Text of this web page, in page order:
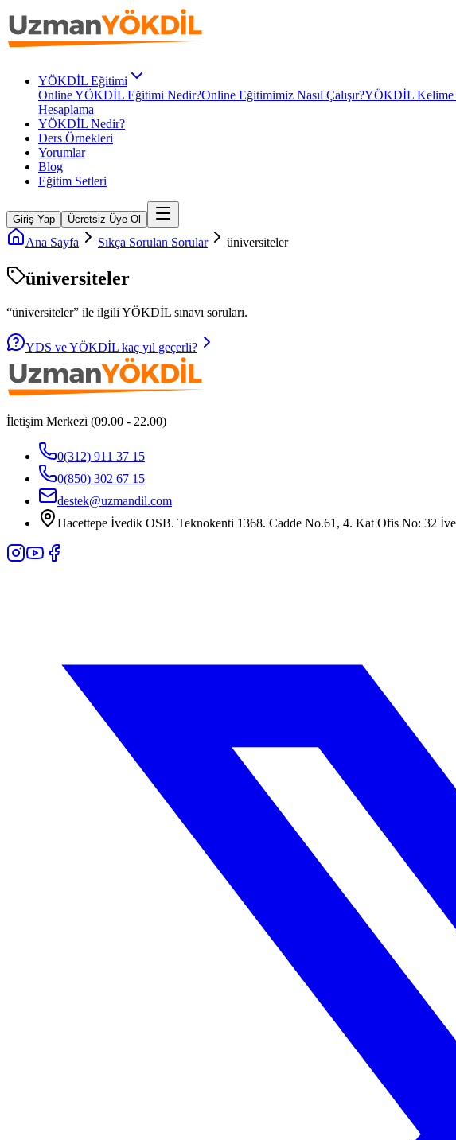
YÖKDİL Eğitimi
Online YÖKDİL Eğitimi Nedir?Online Eğitimimiz Nasıl Çalışır?YÖKDİL Kelime
Hesaplama
YÖKDİL Nedir?
Ders Örnekleri
Yorumlar
Blog
Eğitim Setleri
Giriş Yap Ücretsiz Üye Ol
Ana Sayfa Sıkça Sorulan Sorular üniversiteler
üniversiteler
“üniversiteler” ile ilgili YÖKDİL sınavı soruları.
YDS ve YÖKDİL kaç yıl geçerli?
İletişim Merkezi (09.00 - 22.00)
0(312) 911 37 15
0(850) 302 67 15
destek@uzmandil.com
Hacettepe İvedik OSB. Teknokenti 1368. Cadde No.61, 4. Kat Ofis No: 32